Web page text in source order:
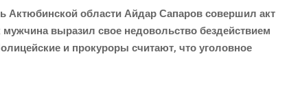
Актю­бин­ской обла­сти Айдар Сапа­ров совер­шил акт
выра­зил свое недо­воль­ство без­дей­стви­ем
и про­ку­ро­ры счи­та­ют, что уго­лов­ное